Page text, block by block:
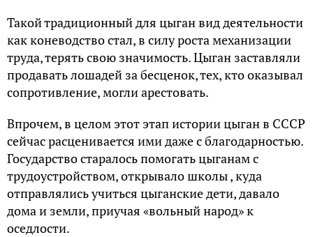
Такой традиционный для цыган вид деятельности
как коневодство стал, в силу роста механизации
труда, терять свою значимость. Цыган заставляли
продавать лошадей за бесценок, тех, кто оказывал
сопротивление, могли арестовать.
Впрочем, в целом этот этап истории цыган в СССР
сейчас расценивается ими даже с благодарностью.
Государство старалось помогать цыганам с
трудоустройством, открывало школы , куда
отправлялись учиться цыганские дети, давало
дома и земли, приучая «вольный народ» к
оседлости.